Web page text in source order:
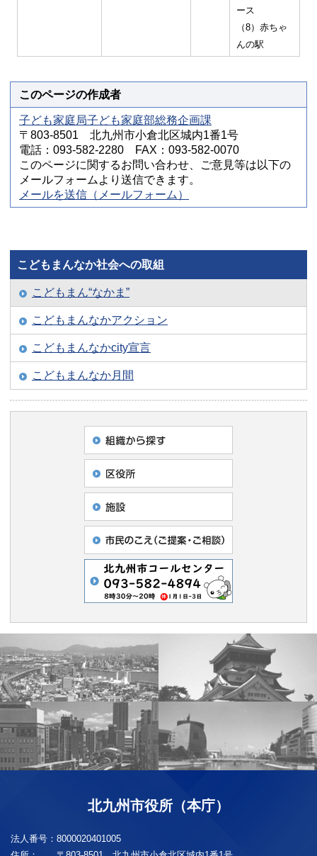
ース
（8）赤ちゃ
んの駅
このページの作成者
子ども家庭局子ども家庭部総務企画課
〒803-8501 北九州市小倉北区城内1番1号
電話：093-582-2280 FAX：093-582-0070
このページに関するお問い合わせ、ご意見等は以下の
メールフォームより送信できます。
メールを送信（メールフォーム）
こどもまんなか社会への取組
こどもまん“なかま”
こどもまんなかアクション
こどもまんなかcity宣言
こどもまんなか月間
北九州市役所（本庁）
法人番号： 8000020401005